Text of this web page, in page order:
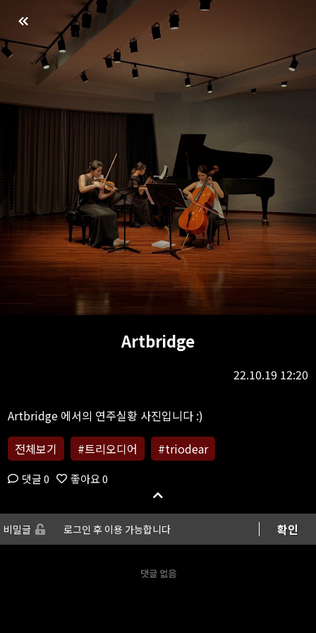
Artbridge
22.10.19 12:20
전체보기
#트리오디어 #triodear
댓글 0 좋아요 0
비밀글 확인
댓글 없음